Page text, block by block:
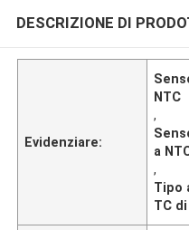
DESCRIZIONE DI
Evidenziare:
NTC
,
a
,
Tipo
TC